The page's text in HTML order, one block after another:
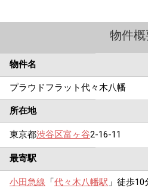
物件概
物件名
プラウドフラット代々木八幡
所在地
東京都渋谷区富ヶ谷2-16-11
最寄駅
小田急線 「代々木八幡駅 」徒歩10